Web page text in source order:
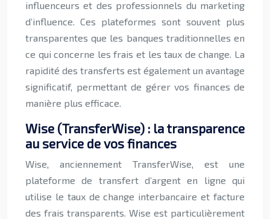
influenceurs et des professionnels du marketing
d’influence. Ces plateformes sont souvent plus
transparentes que les banques traditionnelles en
ce qui concerne les frais et les taux de change. La
rapidité des transferts est également un avantage
significatif, permettant de gérer vos finances de
manière plus efficace.
Wise (TransferWise) : la transparence
au service de vos finances
Wise, anciennement TransferWise, est une
plateforme de transfert d’argent en ligne qui
utilise le taux de change interbancaire et facture
des frais transparents. Wise est particulièrement